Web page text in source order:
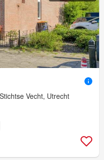
Vecht, Utrecht